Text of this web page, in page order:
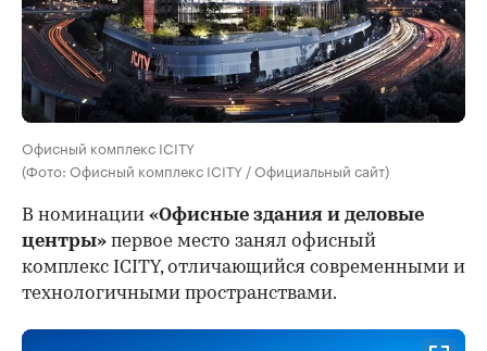
Офисный комплекс ICITY
(Фото: Офисный комплекс ICITY / Официальный сайт)
В номинации «Офисные здания и деловые
центры» первое место занял офисный
комплекс ICITY, отличающийся современными и
технологичными пространствами.